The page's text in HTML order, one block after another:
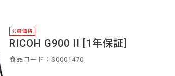
会員価格
RICOH G900 II [1年保証]
商品コード：S0001470